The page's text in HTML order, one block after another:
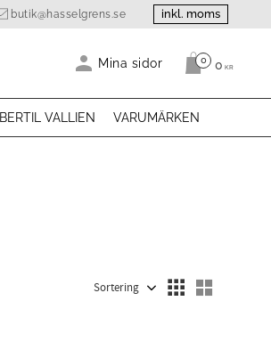
butik@hasselgrens.se inkl. moms
Mina sidor Antal
0 0 KR
BERTIL VALLIEN VARUMÄRKEN